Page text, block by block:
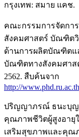
กรุงเทพ: สมาย แคช.
คณะกรรมการจัดกา
สังคมศาสตร์ บัณฑิตวิ
ด้านการผลิตบัณฑิตแ
บัณฑิตทางสังคมศาส
2562. สืบค้นจาก
http://
ปริญญาภรณ์ ธนะบุญป
คุณภาพชีวิตผู้สูงอายุ
เสริมสุขภาพและคุณภ